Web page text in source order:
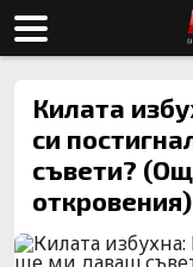
Килата
си
съвети?
откровения)